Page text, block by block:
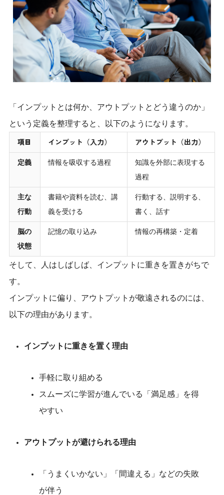
「インプットとは何か、アウトプットとどう違うのか」
という定義を整理すると、以下のようになります。
項目 インプット（入力） アウトプット（出力）
定義 情報を吸収する過程
知識を外部に表現する
過程
主な
行動
書籍や資料を読む、講
義を受ける
行動する、説明する、
書く、話す
脳の
状態
記憶の取り込み 情報の再構築・定着
そして、人はしばしば、インプットに重きを置きがちで
す。
インプットに偏り、アウトプットが敬遠されるのには、
以下の理由があります。
インプットに重きを置く理由
手軽に取り組める
スムーズに学習が進んでいる「満足感」を得
やすい
アウトプットが避けられる理由
「うまくいかない」「間違える」などの失敗
が伴う